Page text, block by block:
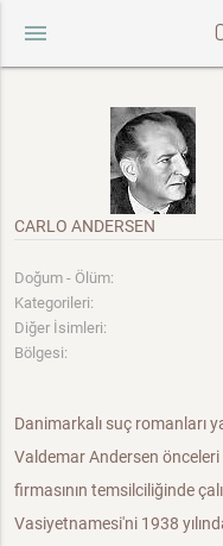
menu
CARLO ANDERSEN
Doğum - Ölüm:
Kategorileri:
Diğer İsimleri:
Bölgesi:
Danimarkalı suç romanları
Valdemar Andersen
firmasının temsilciliğinde
Vasiyetnamesi'ni 1938